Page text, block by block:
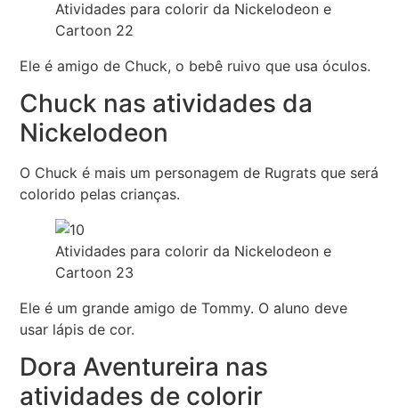
Atividades para colorir da Nickelodeon e
Cartoon 22
Ele é amigo de Chuck, o bebê ruivo que usa óculos.
Chuck nas atividades da
Nickelodeon
O Chuck é mais um personagem de Rugrats que será
colorido pelas crianças.
Atividades para colorir da Nickelodeon e
Cartoon 23
Ele é um grande amigo de Tommy. O aluno deve
usar lápis de cor.
Dora Aventureira nas
atividades de colorir